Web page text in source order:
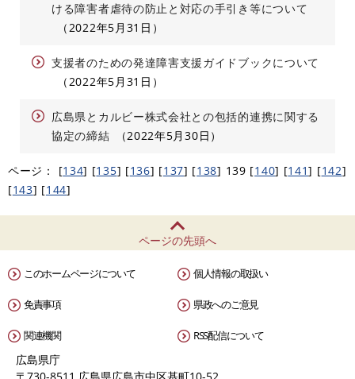
ける障害者虐待の防止と対応の手引き等について
2022年5月31日
支援者のための発達障害支援ガイドブックについて
2022年5月31日
広島県とカルビー株式会社との包括的連携に関する
協定の締結
2022年5月30日
ページ： [134] [135] [136] [137] [138] 139 [140] [141] [142]
[143] [144]
ページの先頭へ
このホームページについて 個人情報の取扱い
免責事項 県政へのご意見
関連機関 RSS配信について
広島県庁